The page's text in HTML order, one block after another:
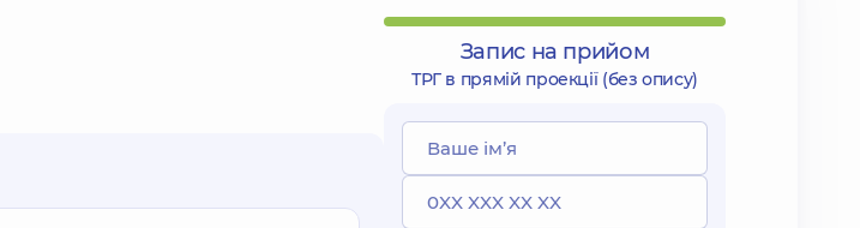
Запис на прийом
ТРГ в прямій проекції (без опису)